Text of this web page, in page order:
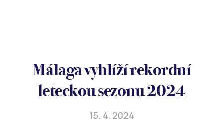
Málaga vyhlíží rekordní
leteckou sezonu 2024
15. 4. 2024